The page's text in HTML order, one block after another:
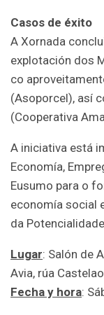
Casos de éxito
A Xornada
explotación dos
co
(Asoporcel), así
(Cooperativa
A iniciativa está
Economía,
Eusumo para o
economía social
da
Lugar: Salón de
Avia, rúa
Fecha y hora: